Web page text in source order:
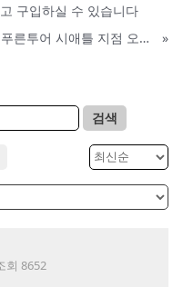
구입하실 수 있습니다
푸른투어 시애틀 지점 오픈특가, 최대 300불 할인! »
검색
회 8652